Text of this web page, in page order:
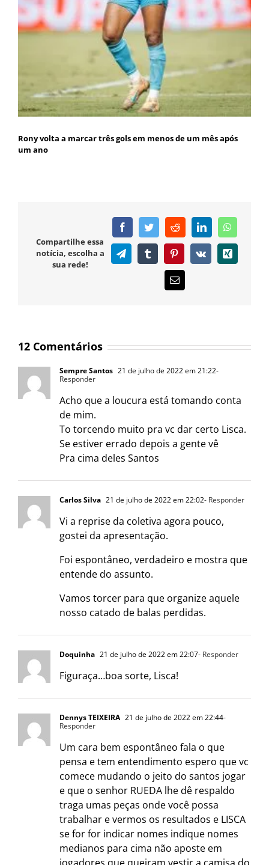
Rony volta a marcar três gols em menos de um mês após
um ano
Compartilhe essa
notícia, escolha a
sua rede!
FacebookTwitterRedditLinkedIn
TelegramTumblr PinterestVk Xing
E-
mail
12 Comentários
Sempre Santos 21 de julho de 2022 em 21:22-
Responder
Acho que a loucura está tomando conta
de mim.
To torcendo muito pra vc dar certo Lisca.
Se estiver errado depois a gente vê
Pra cima deles Santos
Carlos Silva 21 de julho de 2022 em 22:02- Responder
Vi a reprise da coletiva agora pouco,
gostei da apresentação.
Foi espontâneo, verdadeiro e mostra que
entende do assunto.
Vamos torcer para que organize aquele
nosso catado de balas perdidas.
Doquinha 21 de julho de 2022 em 22:07- Responder
Figuraça…boa sorte, Lisca!
Dennys TEIXEIRA 21 de julho de 2022 em 22:44-
Responder
Um cara bem espontâneo fala o que
pensa e tem entendimento espero que vc
comece mudando o jeito do santos jogar
e que o senhor RUEDA lhe dê respaldo
traga umas peças onde você possa
trabalhar e vermos os resultados e LISCA
se for for indicar nomes indique nomes
medianos para cima não aposte em